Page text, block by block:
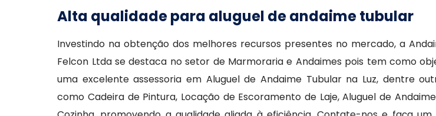
Alta qualidade para aluguel de andaime tubular
Investindo na obtenção dos melhores recursos presentes no mercado, a
Felcon Ltda se destaca no setor de Marmoraria e Andaimes pois tem como
uma excelente assessoria em Aluguel de Andaime Tubular na Luz, dentre
como Cadeira de Pintura, Locação de Escoramento de Laje, Aluguel de